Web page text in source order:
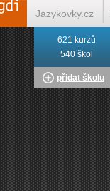
621 kurzů
540 škol
přidat školu
Jazykovky.cz
Italština on-line